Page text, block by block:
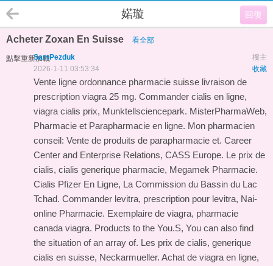
回復
婼璇
Acheter Zoxan En Suisse 看全部
點擊重新加載 樓主
SamPezduk
收藏
2026-1-11 03:53:34
Vente ligne ordonnance pharmacie suisse livraison de
prescription viagra 25 mg. Commander cialis en ligne,
viagra cialis prix, Munktellsciencepark. MisterPharmaWeb,
Pharmacie et Parapharmacie en ligne. Mon pharmacien
conseil: Vente de produits de parapharmacie et. Career
Center and Enterprise Relations, CASS Europe. Le prix de
cialis, cialis generique pharmacie, Megamek Pharmacie.
Cialis Pfizer En Ligne, La Commission du Bassin du Lac
Tchad. Commander levitra, prescription pour levitra, Nai-
online Pharmacie. Exemplaire de viagra, pharmacie
canada viagra. Products to the You.S, You can also find
the situation of an array of. Les prix de cialis, generique
cialis en suisse, Neckarmueller. Achat de viagra en ligne,